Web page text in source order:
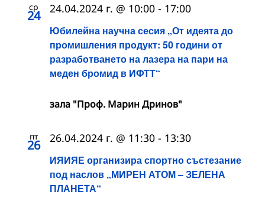
ср
24
Юбилейна научна сесия „От идеята до
промишления продукт: 50 години от
разработването на лазера на пари на
меден бромид в ИФТТ“
24.04.2024 г. @ 10:00 - 17:00
зала "Проф. Марин Дринов"
пт
26
ИЯИЯЕ организира спортно състезание
под наслов „МИРЕН АТОМ – ЗЕЛЕНА
ПЛАНЕТА“
26.04.2024 г. @ 11:30 - 13:30